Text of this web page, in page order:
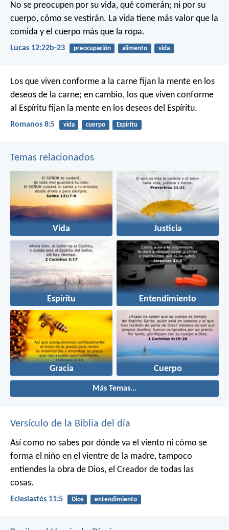
No se preocupen por su vida, qué comerán; ni por su
cuerpo, cómo se vestirán. La vida tiene más valor que la
comida y el cuerpo más que la ropa.
Lucas 12:22b-23 preocupación alimento vida
Los que viven conforme a la carne fijan la mente en los
deseos de la carne; en cambio, los que viven conforme
al Espíritu fijan la mente en los deseos del Espíritu.
Romanos 8:5 vida cuerpo Espíritu
Temas relacionados
Vida Justicia
Espíritu Entendimiento
Gracia Cuerpo
Más Temas...
Versículo de la Biblia del día
Así como no sabes por dónde va el viento ni cómo se
forma el niño en el vientre de la madre, tampoco
entiendes la obra de Dios, el Creador de todas las
cosas.
Eclesiastés 11:5 Dios entendimiento